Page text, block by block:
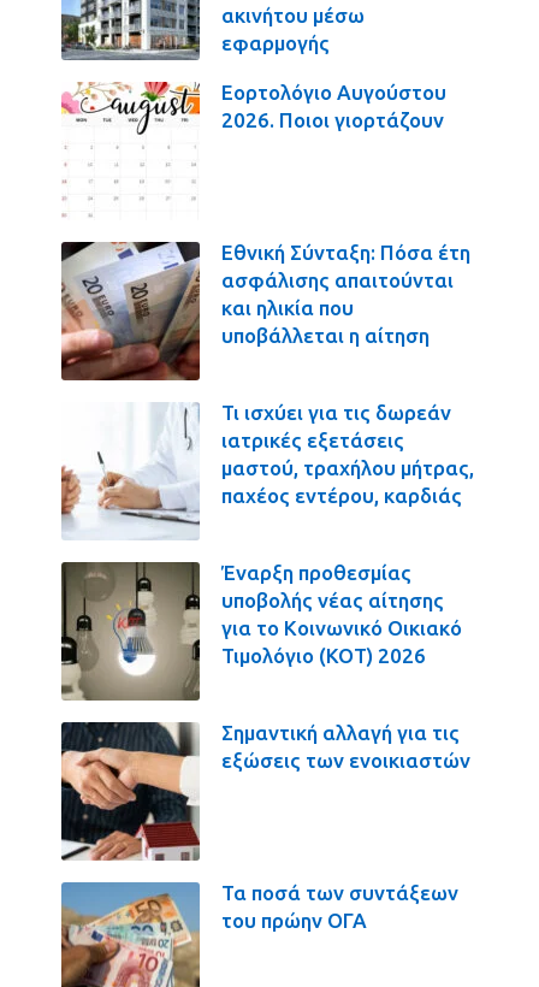
ακινήτου μέσω
εφαρμογής
Εορτολόγιο Αυγούστου
2026. Ποιοι γιορτάζουν
Εθνική Σύνταξη: Πόσα έτη
ασφάλισης απαιτούνται
και ηλικία που
υποβάλλεται η αίτηση
Τι ισχύει για τις δωρεάν
ιατρικές εξετάσεις
μαστού, τραχήλου μήτρας,
παχέος εντέρου, καρδιάς
Έναρξη προθεσμίας
υποβολής νέας αίτησης
για το Κοινωνικό Οικιακό
Τιμολόγιο (ΚΟΤ) 2026
Σημαντική αλλαγή για τις
εξώσεις των ενοικιαστών
Τα ποσά των συντάξεων
του πρώην ΟΓΑ